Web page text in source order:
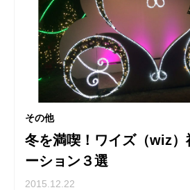
その他
冬を満喫！ワイズ（wiz）
ーション３選
2015.12.22